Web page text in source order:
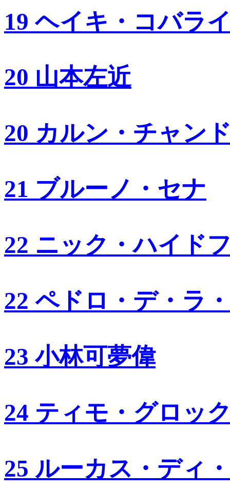
19 ヘイキ・コバラ
20 山本左近
20 カルン・チャン
21 ブルーノ・セナ
22 ニック・ハイド
22 ペドロ・デ・ラ
23 小林可夢偉
24 ティモ・グロッ
25 ルーカス・ディ